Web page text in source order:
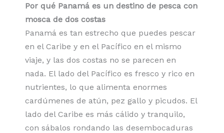
Por qué Panamá es un destino de pesca con
mosca de dos costas
Panamá es tan estrecho que puedes pescar
en el Caribe y en el Pacífico en el mismo
viaje, y las dos costas no se parecen en
nada. El lado del Pacífico es fresco y rico en
nutrientes, lo que alimenta enormes
cardúmenes de atún, pez gallo y picudos. El
lado del Caribe es más cálido y tranquilo,
con sábalos rondando las desembocaduras